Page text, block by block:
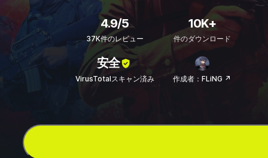
4.9/5
37K件のレビュー
10K+
件のダウンロード
安全
VirusTotalスキャン済み 作成者：FLiNG ↗